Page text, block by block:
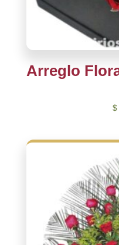
Arreglo
$